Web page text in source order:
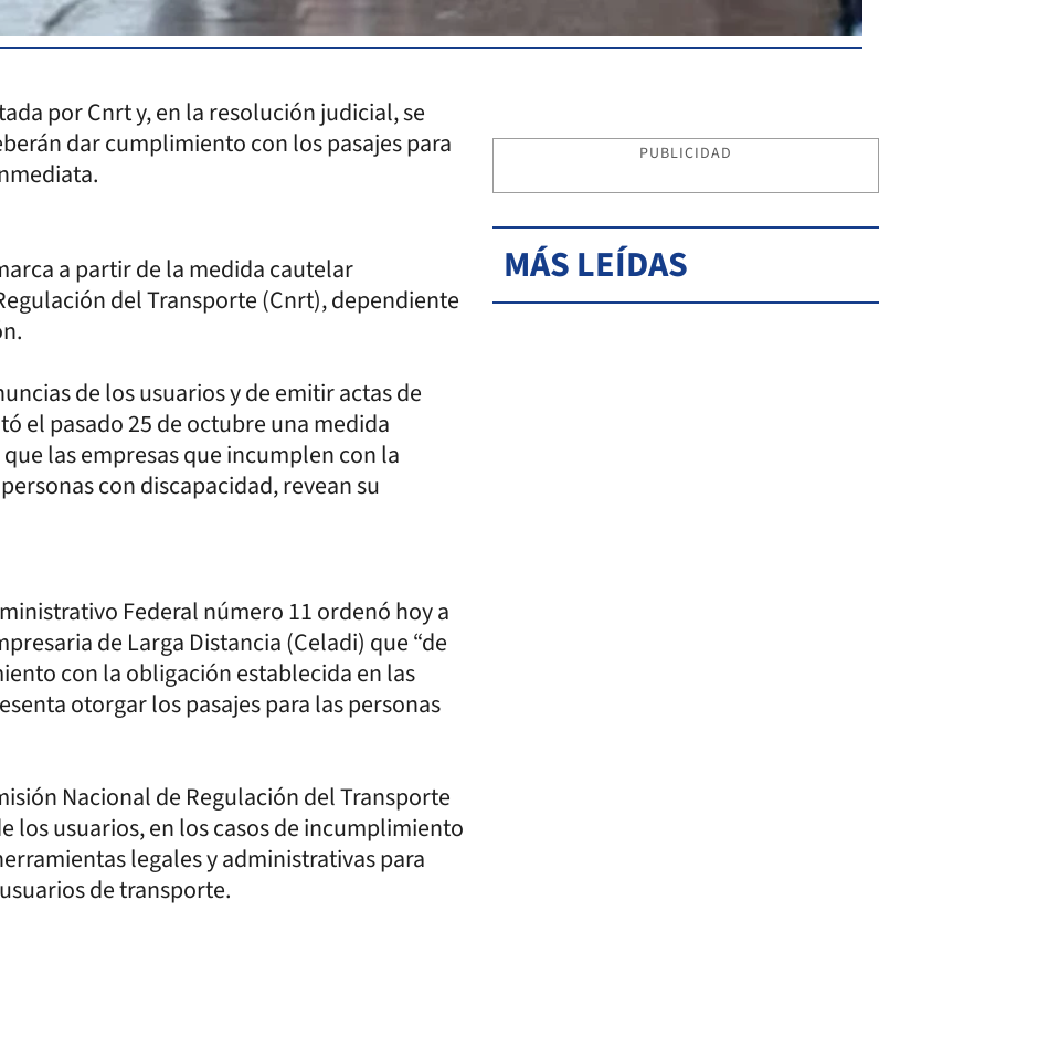
por Cnrt y, en la resolución judicial, se
dar cumplimiento con los pasajes para
a partir de la medida cautelar
del Transporte (Cnrt), dependiente
de los usuarios y de emitir actas de
el pasado 25 de octubre una medida
las empresas que incumplen con la
con discapacidad, revean su
Federal número 11 ordenó hoy a
de Larga Distancia (Celadi) que “de
con la obligación establecida en las
otorgar los pasajes para las personas
Nacional de Regulación del Transporte
los usuarios, en los casos de incumplimiento
legales y administrativas para
de transporte.
PUBLICIDAD
MÁS LEÍDAS